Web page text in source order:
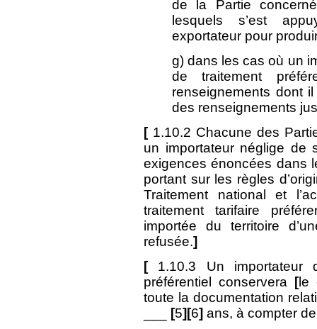
de la Partie
lesquels s’est
exportateur pour
g) dans les cas où un
de traitement
renseignements dont
des renseignements
[ 1.10.2 Chacune des
un importateur néglige de
exigences énoncées dans
portant sur les règles
Traitement national et
traitement tarifaire
importée du territoire
refusée.]
[ 1.10.3 Un importateur
préférentiel conservera [le
toute la documentation
[5][6] ans, à compter